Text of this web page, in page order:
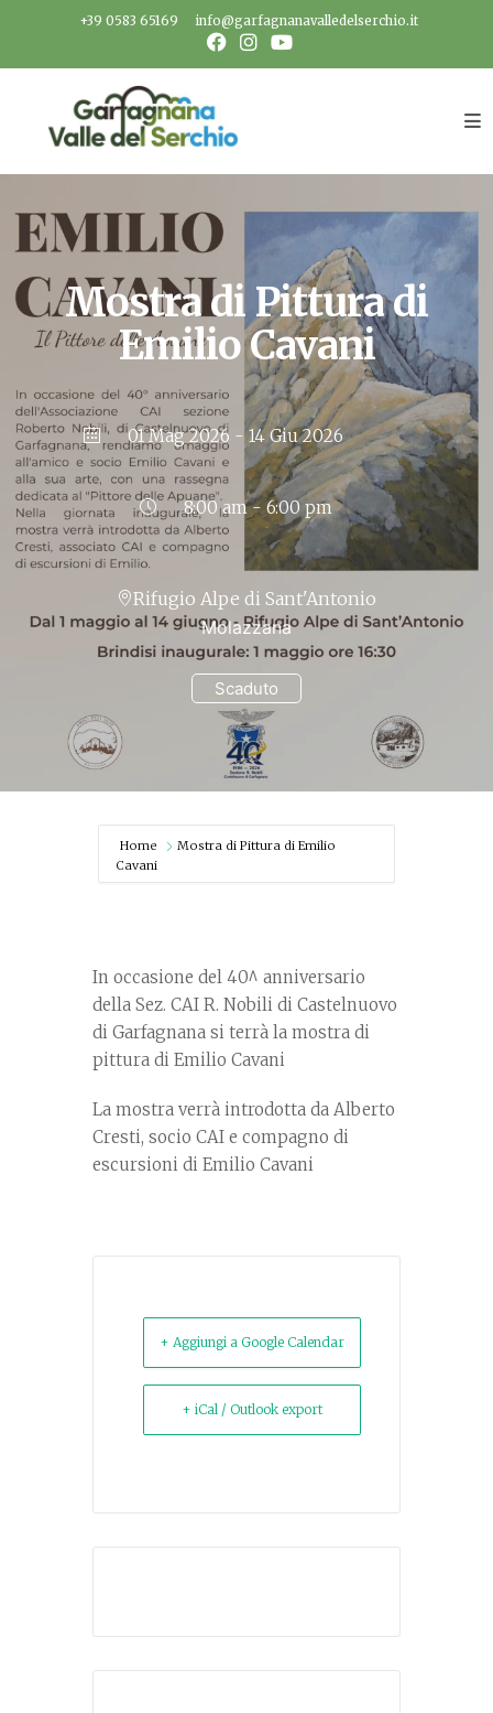
+39 0583 65169 info@garfagnanavalledelserchio.it
Mostra di Pittura di
Emilio Cavani
01 Mag 2026 - 14 Giu 2026
Scaduto
8:00 am - 6:00 pm
Rifugio Alpe di Sant'Antonio
Molazzana
Home
Mostra di Pittura di Emilio
Cavani
In occasione del 40^ anniversario
della Sez. CAI R. Nobili di Castelnuovo
di Garfagnana si terrà la mostra di
pittura di Emilio Cavani
La mostra verrà introdotta da Alberto
Cresti, socio CAI e compagno di
escursioni di Emilio Cavani
+ Aggiungi a Google Calendar
+ iCal / Outlook export